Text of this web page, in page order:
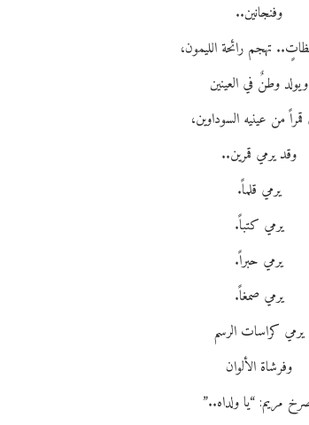
وفنجانين..
تهجم رائحة الليمون،
ويولد وطنٌ في العينين
من عينيه السوداوين،
وقد يرمي قمرين..
يرمي قلماً.
يرمي كتباً.
يرمي حبراً.
يرمي صمغاً.
يرمي كراسات الرسم
وفرشاة الألوان
مريم: “يا ولداه..”